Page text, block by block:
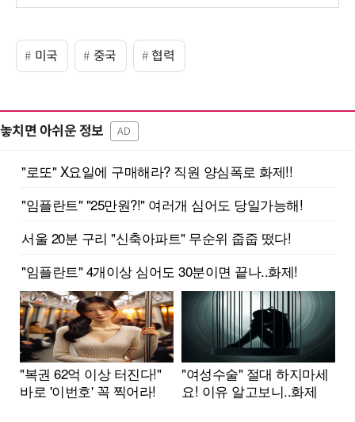
미국 중국 협력
놓치면 아쉬운 정보 AD